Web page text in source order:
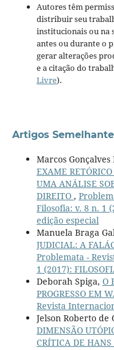
Autores têm
distribuir seu
institucionais ou na
antes ou durante o
gerar alterações
e a citação do
Livre).
Artigos
Marcos Gonçalves
EXAME
UMA ANÁLISE
DIREITO ,
Filosofia: v. 8 n. 1
edição especial
Manuela Braga
JUDICIAL: A
Problemata -
1 (2017):
Deborah Spiga, O
PROGRESSO EM
Revista
Jelson Roberto de
DIMENSÃO
CRÍTICA DE HANS